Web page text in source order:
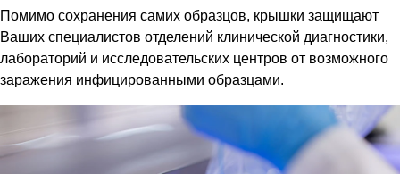
Помимо сохранения самих образцов, крышки защищают
Ваших специалистов отделений клинической диагностики,
лабораторий и исследовательских центров от возможного
заражения инфицированными образцами.